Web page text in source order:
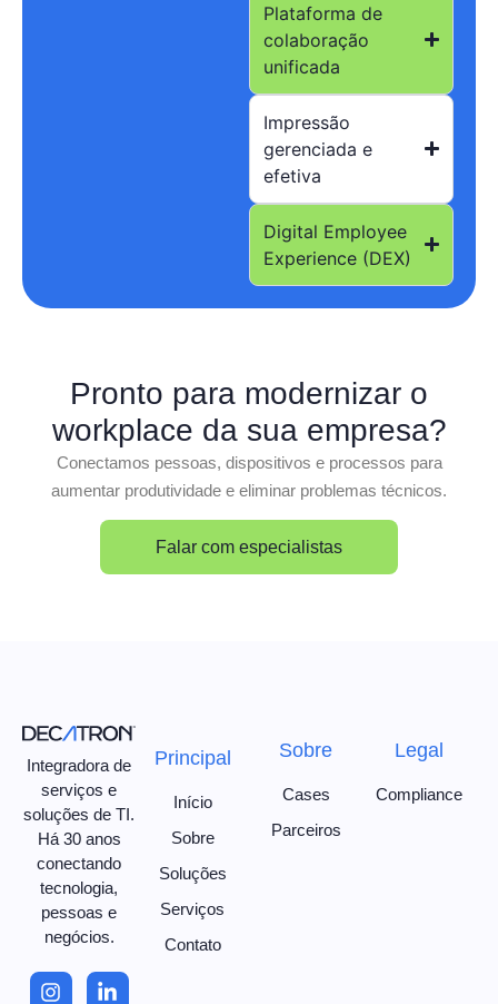
Plataforma de
colaboração
unificada
Impressão
gerenciada e
efetiva
Digital Employee
Experience (DEX)
Pronto para modernizar o
workplace da sua empresa?
Conectamos pessoas, dispositivos e processos para
aumentar produtividade e eliminar problemas técnicos.
Falar com especialistas
Integradora de
serviços e
soluções de TI.
Há 30 anos
conectando
tecnologia,
pessoas e
negócios.
Principal
Início
Sobre
Soluções
Serviços
Contato
Sobre
Cases
Parceiros
Legal
Compliance